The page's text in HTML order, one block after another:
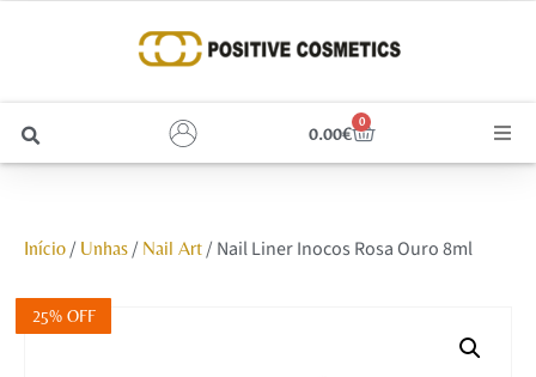
0.00€
0
Unhas
Homem
Início/ Unhas/ Nail Art/ Nail Liner Inocos Rosa Ouro 8ml
25% OFF